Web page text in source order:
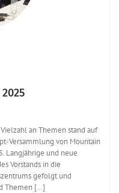
an Themen stand auf
Versammlung von Mountain
Langjährige und neue
Vorstands in die
gefolgt und
Themen […]